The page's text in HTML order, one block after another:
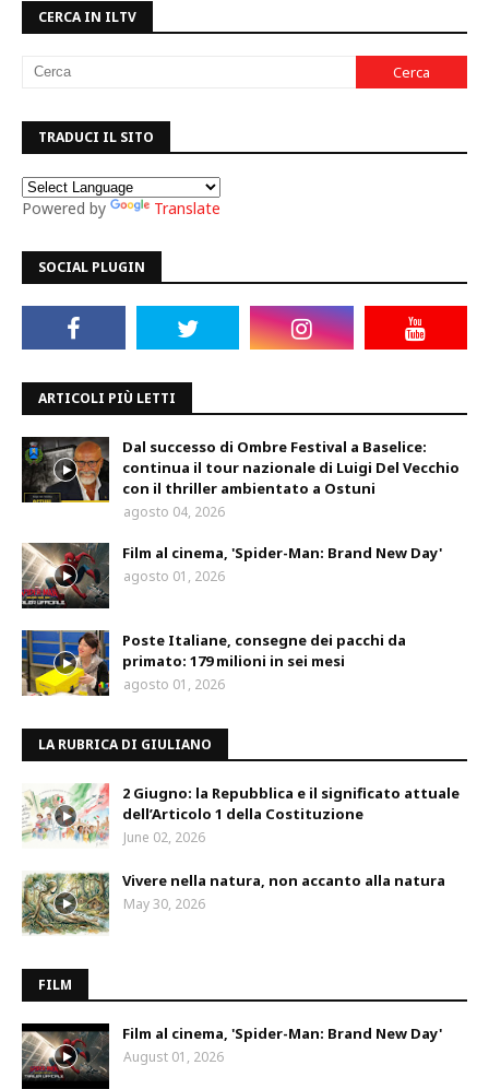
CERCA IN ILTV
TRADUCI IL SITO
Powered by Translate
SOCIAL PLUGIN
ARTICOLI PIÙ LETTI
Dal successo di Ombre Festival a Baselice:
continua il tour nazionale di Luigi Del Vecchio
con il thriller ambientato a Ostuni
agosto 04, 2026
Film al cinema, 'Spider-Man: Brand New Day'
agosto 01, 2026
Poste Italiane, consegne dei pacchi da
primato: 179 milioni in sei mesi
agosto 01, 2026
LA RUBRICA DI GIULIANO
2 Giugno: la Repubblica e il significato attuale
dell’Articolo 1 della Costituzione
June 02, 2026
Vivere nella natura, non accanto alla natura
May 30, 2026
FILM
Film al cinema, 'Spider-Man: Brand New Day'
August 01, 2026